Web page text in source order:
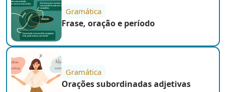
Gramática
Frase, oração e período
Gramática
Orações subordinadas adjetivas